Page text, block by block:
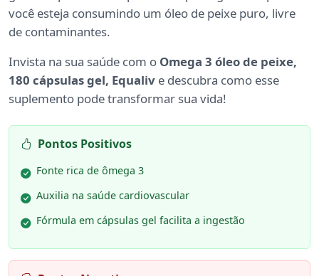
você esteja consumindo um óleo de peixe puro, livre
de contaminantes.
Invista na sua saúde com o Omega 3 óleo de peixe,
180 cápsulas gel, Equaliv e descubra como esse
suplemento pode transformar sua vida!
Pontos Positivos
Fonte rica de ômega 3
Auxilia na saúde cardiovascular
Fórmula em cápsulas gel facilita a ingestão